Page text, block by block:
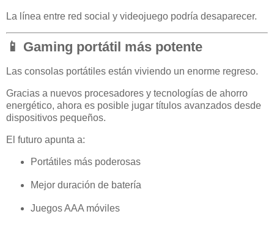
La línea entre red social y videojuego podría desaparecer.
📱 Gaming portátil más potente
Las consolas portátiles están viviendo un enorme regreso.
Gracias a nuevos procesadores y tecnologías de ahorro
energético, ahora es posible jugar títulos avanzados desde
dispositivos pequeños.
El futuro apunta a:
Portátiles más poderosas
Mejor duración de batería
Juegos AAA móviles